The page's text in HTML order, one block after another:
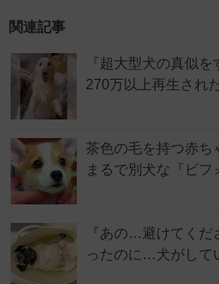
関連記事
『超大型犬の真似
270万以上再生され
茶色の毛を持つ赤
まるで別犬な『ビ
『あの…避けてく
ったのに…犬がして